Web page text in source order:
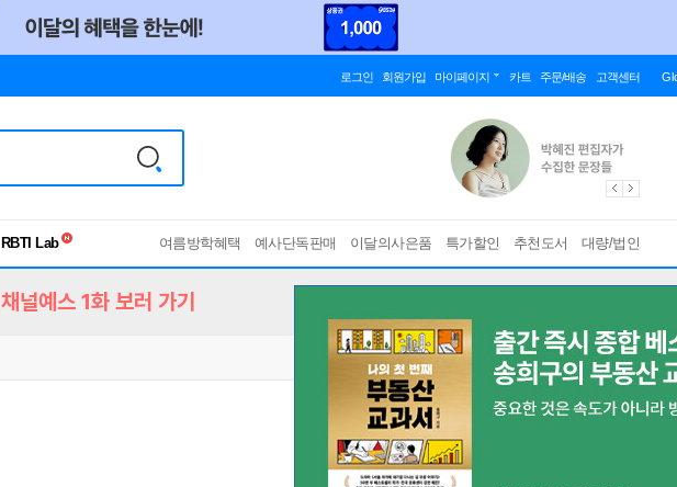
로그인 회원가입 마이페이지 카트 주문/배송 고객센터
독서유형검사
여름방학혜택 예사단독판매 이달의사은품 특가할인 추천도서 대량/법인
채널예스 1화 보러 가기